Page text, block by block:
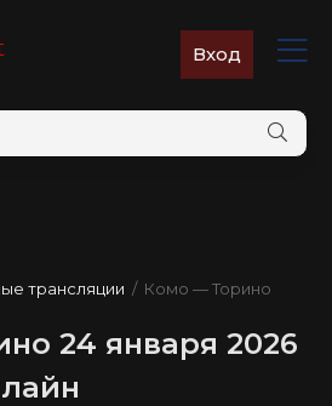
Вход
трансляции / Комо — Торино
24 января 2026